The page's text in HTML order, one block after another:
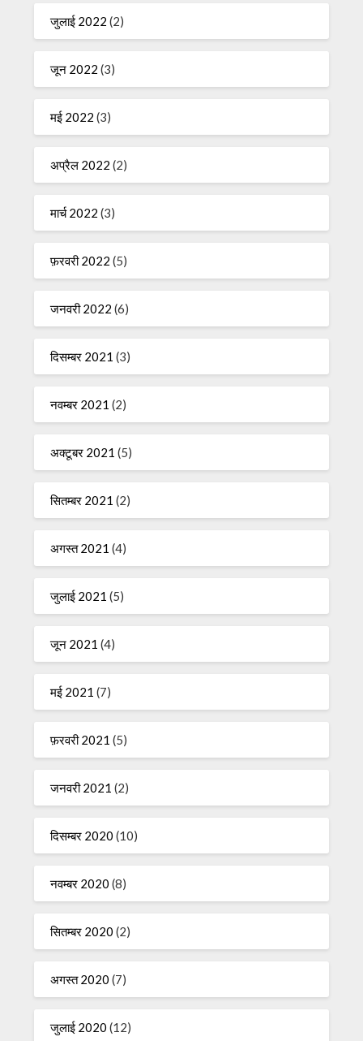
जुलाई 2022 (2)
जून 2022 (3)
मई 2022 (3)
अप्रैल 2022 (2)
मार्च 2022 (3)
फ़रवरी 2022 (5)
जनवरी 2022 (6)
दिसम्बर 2021 (3)
नवम्बर 2021 (2)
अक्टूबर 2021 (5)
सितम्बर 2021 (2)
अगस्त 2021 (4)
जुलाई 2021 (5)
जून 2021 (4)
मई 2021 (7)
फ़रवरी 2021 (5)
जनवरी 2021 (2)
दिसम्बर 2020 (10)
नवम्बर 2020 (8)
सितम्बर 2020 (2)
अगस्त 2020 (7)
जुलाई 2020 (12)